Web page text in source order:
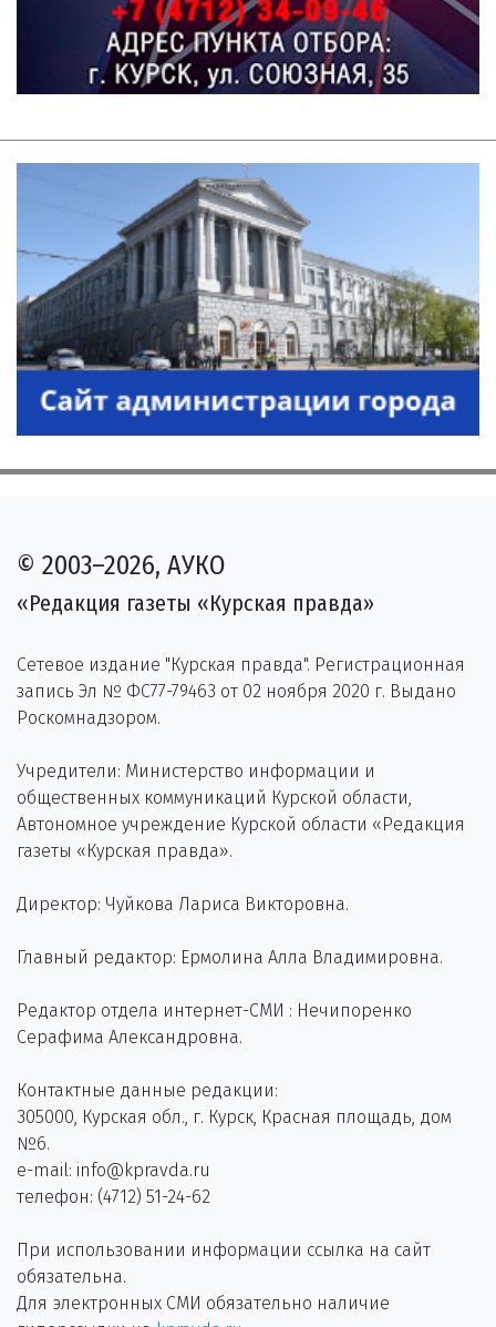
© 2003–2026, АУКО
«Редакция газеты «Курская правда»
Сетевое издание "Курская правда". Регистрационная
запись Эл № ФС77-79463 от 02 ноября 2020 г. Выдано
Роскомнадзором.
Учредители: Министерство информации и
общественных коммуникаций Курской области,
Автономное учреждение Курской области «Редакция
газеты «Курская правда».
Директор: Чуйкова Лариса Викторовна.
Главный редактор: Ермолина Алла Владимировна.
Редактор отдела интернет-СМИ : Нечипоренко
Серафима Александровна.
Контактные данные редакции:
305000, Курская обл., г. Курск, Красная площадь, дом
№6.
e-mail: info@kpravda.ru
телефон: (4712) 51-24-62
При использовании информации ссылка на сайт
обязательна.
Для электронных СМИ обязательно наличие